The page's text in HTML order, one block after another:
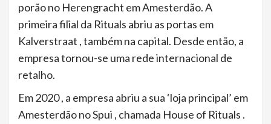
porão no Herengracht em Amesterdão. A
primeira filial da Rituals abriu as portas em
Kalverstraat , também na capital. Desde então, a
empresa tornou-se uma rede internacional de
retalho.
Em 2020 , a empresa abriu a sua ‘loja principal’ em
Amesterdão no Spui , chamada House of Rituals .